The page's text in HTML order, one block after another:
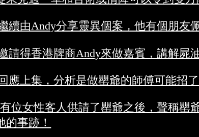
續由Andy分享靈異個案，他有個朋友
請得香港牌商Andy來做嘉賓，講解屍
應上集，分析是做罌爺的師傅可能招
有位女性客人供請了罌爺之後，聲稱罌
的事跡！